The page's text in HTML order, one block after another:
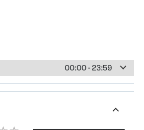
00:00 - 23:59